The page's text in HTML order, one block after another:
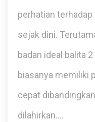
perhatian
sejak dini.
badan ideal balita
biasanya memiliki
cepat
dilahirkan.…